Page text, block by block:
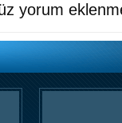
yorum